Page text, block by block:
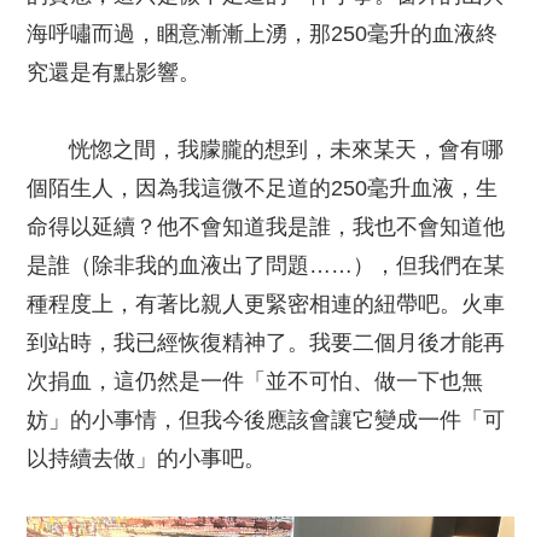
海呼嘯而過，睏意漸漸上湧，那250毫升的血液終
究還是有點影響。
恍惚之間，我朦朧的想到，未來某天，會有哪
個陌生人，因為我這微不足道的250毫升血液，生
命得以延續？他不會知道我是誰，我也不會知道他
是誰（除非我的血液出了問題……），但我們在某
種程度上，有著比親人更緊密相連的紐帶吧。火車
到站時，我已經恢復精神了。我要二個月後才能再
次捐血，這仍然是一件「並不可怕、做一下也無
妨」的小事情，但我今後應該會讓它變成一件「可
以持續去做」的小事吧。